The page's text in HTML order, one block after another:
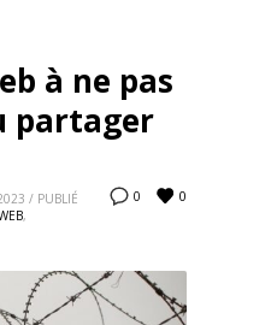
à ne pas
partager
0 0
/ PUBLIÉ
,